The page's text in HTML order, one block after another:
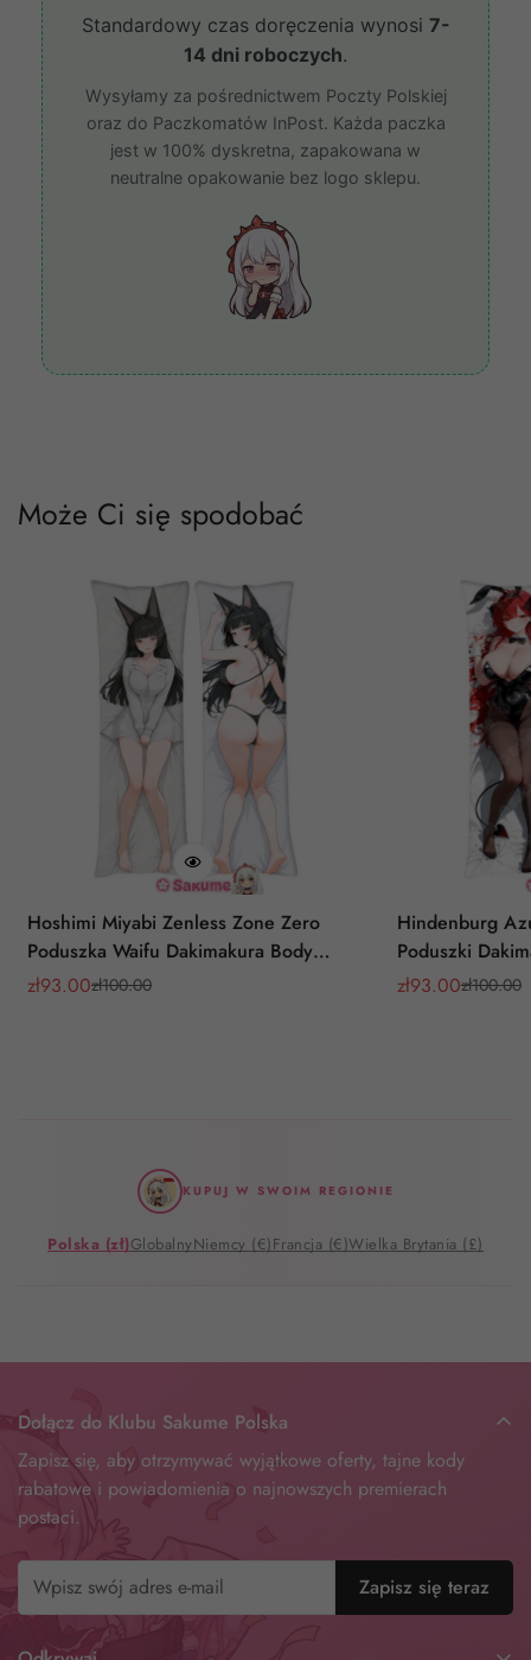
Standardowy czas doręczenia wynosi 7-
14 dni roboczych.
Wysyłamy za pośrednictwem Poczty Polskiej
oraz do Paczkomatów InPost. Każda paczka
jest w 100% dyskretna, zapakowana w
neutralne opakowanie bez logo sklepu.
Może Ci się spodobać
Hoshimi Miyabi Zenless Zone Zero
Poduszka Waifu Dakimakura Body
Pillow
Cena
zł93.00
Cena
zł100.00
Hindenburg
Poduszki
Cena
zł93.00
Cena
zł100.00
KUPUJ W SWOIM REGIONIE
Polska (zł)GlobalnyNiemcy (€)Francja (€)Wielka Brytania (£)
Dołącz do Klubu Sakume Polska
Zapisz się, aby otrzymywać wyjątkowe oferty, tajne kody
rabatowe i powiadomienia o najnowszych premierach
postaci.
Zapisz się teraz